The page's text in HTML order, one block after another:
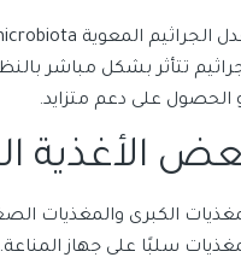
تتأثر بشكل مباشر
الحصول على دعم متزايد.
الأغذية
الكبرى والمغذيات
سلبًا على جهاز